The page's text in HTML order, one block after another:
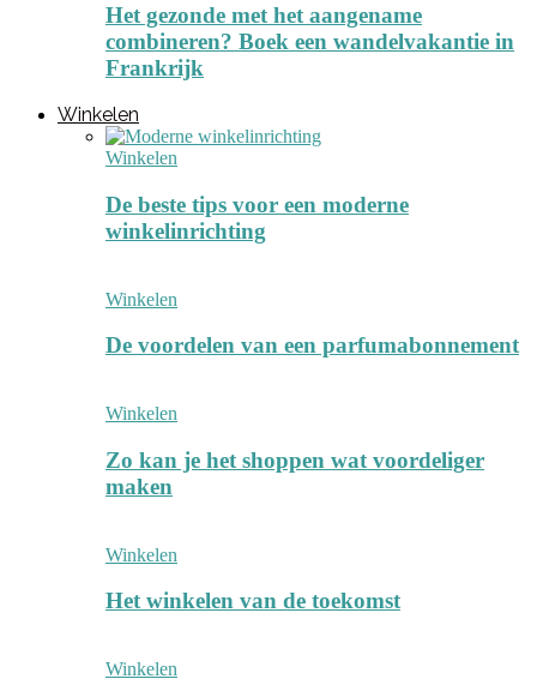
Het gezonde met het aangename
combineren? Boek een wandelvakantie in
Frankrijk
Winkelen
Winkelen
De beste tips voor een moderne
winkelinrichting
Winkelen
De voordelen van een parfumabonnement
Winkelen
Zo kan je het shoppen wat voordeliger
maken
Winkelen
Het winkelen van de toekomst
Winkelen